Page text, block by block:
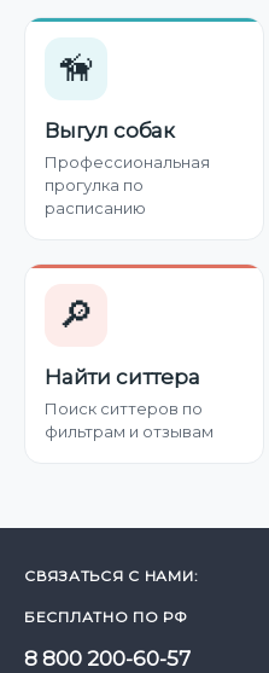
🦮
Выгул собак
Профессиональная
прогулка по
расписанию
🔎
Найти ситтера
Поиск ситтеров по
фильтрам и отзывам
СВЯЗАТЬСЯ С НАМИ:
БЕСПЛАТНО ПО РФ
8 800 200-60-57